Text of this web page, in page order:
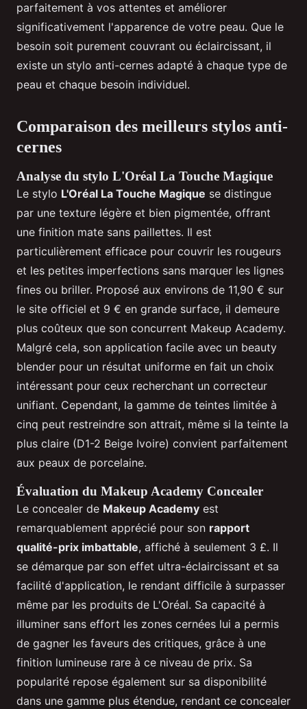
parfaitement à vos attentes et améliorer
significativement l'apparence de votre peau. Que le
besoin soit purement couvrant ou éclaircissant, il
existe un stylo anti-cernes adapté à chaque type de
peau et chaque besoin individuel.
Comparaison des meilleurs stylos anti-
cernes
Analyse du stylo L'Oréal La Touche Magique
Le stylo L'Oréal La Touche Magique se distingue
par une texture légère et bien pigmentée, offrant
une finition mate sans paillettes. Il est
particulièrement efficace pour couvrir les rougeurs
et les petites imperfections sans marquer les lignes
fines ou briller. Proposé aux environs de 11,90 € sur
le site officiel et 9 € en grande surface, il demeure
plus coûteux que son concurrent Makeup Academy.
Malgré cela, son application facile avec un beauty
blender pour un résultat uniforme en fait un choix
intéressant pour ceux recherchant un correcteur
unifiant. Cependant, la gamme de teintes limitée à
cinq peut restreindre son attrait, même si la teinte la
plus claire (D1-2 Beige Ivoire) convient parfaitement
aux peaux de porcelaine.
Évaluation du Makeup Academy Concealer
Le concealer de Makeup Academy est
remarquablement apprécié pour son rapport
qualité-prix imbattable, affiché à seulement 3 £. Il
se démarque par son effet ultra-éclaircissant et sa
facilité d'application, le rendant difficile à surpasser
même par les produits de L'Oréal. Sa capacité à
illuminer sans effort les zones cernées lui a permis
de gagner les faveurs des critiques, grâce à une
finition lumineuse rare à ce niveau de prix. Sa
popularité repose également sur sa disponibilité
dans une gamme plus étendue, rendant ce concealer